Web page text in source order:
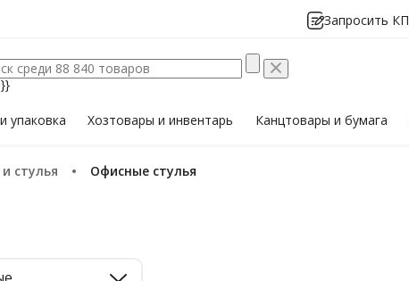
Запросить КП
и упаковка Хозтоварыи инвентарь Канцтовары и бумага
стулья Офисные стулья